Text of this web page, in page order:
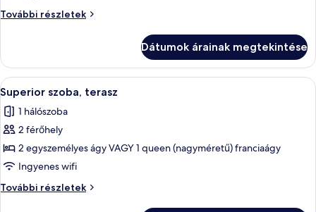
2
a
városra
További részletek
Családi
kilátással
városra
további
részletei
Dátumok árainak megtekintése
A
következő
szoba
összes
képének
megtekintése:
Superior
szoba,
Egy szállodai szoba, amelyben egy
5
Superior szoba, terasz
1 hálószoba
2 férőhely
2 egyszemélyes ágy VAGY 1 queen (nagyméretű) franciaágy
Ingyenes wifi
További részletek
Superior